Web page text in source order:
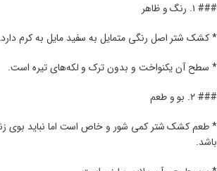
### ۱. رنگ و ظاهر
* کشک شتر اصل رنگی متمایل به سفید مایل به کرم دارد.
* سطح آن یکنواخت و بدون ترک و لکه‌های تیره است.
### ۲. بو و طعم
* طعم کشک شتر کمی شور و خاص است اما نباید بوی
باشد.